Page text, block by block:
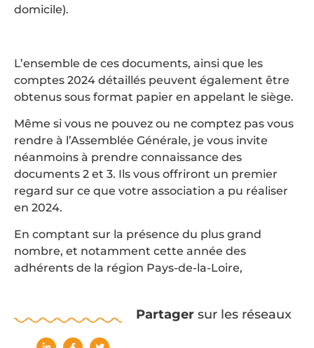
domicile).
L’ensemble de ces documents, ainsi que les
comptes 2024 détaillés peuvent également être
obtenus sous format papier en appelant le siège.
Même si vous ne pouvez ou ne comptez pas vous
rendre à l’Assemblée Générale, je vous invite
néanmoins à prendre connaissance des
documents 2 et 3. Ils vous offriront un premier
regard sur ce que votre association a pu réaliser
en 2024.
En comptant sur la présence du plus grand
nombre, et notamment cette année des
adhérents de la région Pays-de-la-Loire,
Partagersur les réseaux